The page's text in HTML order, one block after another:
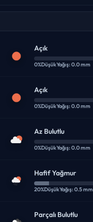
Açık
0%DüşükYağış: 0.0 mm
Açık
0%DüşükYağış: 0.0 mm
Az Bulutlu
0%DüşükYağış: 0.0 mm
Hafif Yağmur
20%DüşükYağış: 0.5 mm
Parçalı Bulutlu